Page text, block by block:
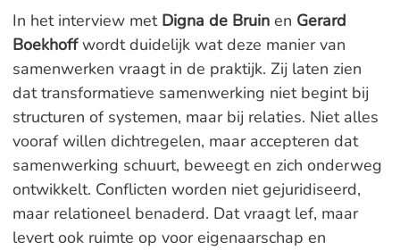
In het interview met Digna de Bruinen Gerard
Boekhoffwordt duidelijk wat deze manier van
samenwerken vraagt in de praktijk. Zij laten zien
dat transformatieve samenwerking niet begint bij
structuren of systemen, maar bij relaties. Niet alles
vooraf willen dichtregelen, maar accepteren dat
samenwerking schuurt, beweegt en zich onderweg
ontwikkelt. Conflicten worden niet gejuridiseerd,
maar relationeel benaderd. Dat vraagt lef, maar
levert ook ruimte op voor eigenaarschap en